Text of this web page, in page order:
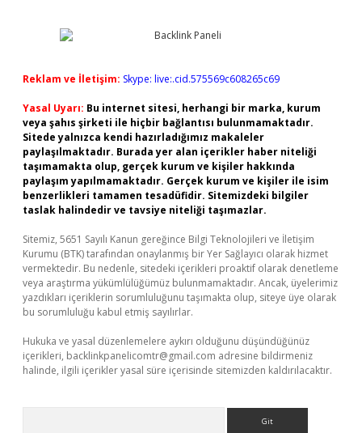
Reklam ve İletişim: Skype: live:.cid.575569c608265c69
Yasal Uyarı: Bu internet sitesi, herhangi bir marka, kurum
veya şahıs şirketi ile hiçbir bağlantısı bulunmamaktadır.
Sitede yalnızca kendi hazırladığımız makaleler
paylaşılmaktadır. Burada yer alan içerikler haber niteliği
taşımamakta olup, gerçek kurum ve kişiler hakkında
paylaşım yapılmamaktadır. Gerçek kurum ve kişiler ile isim
benzerlikleri tamamen tesadüfidir. Sitemizdeki bilgiler
taslak halindedir ve tavsiye niteliği taşımazlar.
Sitemiz, 5651 Sayılı Kanun gereğince Bilgi Teknolojileri ve İletişim
Kurumu (BTK) tarafından onaylanmış bir Yer Sağlayıcı olarak hizmet
vermektedir. Bu nedenle, sitedeki içerikleri proaktif olarak denetleme
veya araştırma yükümlülüğümüz bulunmamaktadır. Ancak, üyelerimiz
yazdıkları içeriklerin sorumluluğunu taşımakta olup, siteye üye olarak
bu sorumluluğu kabul etmiş sayılırlar.
Hukuka ve yasal düzenlemelere aykırı olduğunu düşündüğünüz
içerikleri, backlinkpanelicomtr@gmail.com adresine bildirmeniz
halinde, ilgili içerikler yasal süre içerisinde sitemizden kaldırılacaktır.